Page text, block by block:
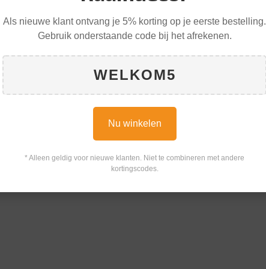
Als nieuwe klant ontvang je 5% korting op je eerste bestelling.
Gebruik onderstaande code bij het afrekenen.
WELKOM5
Nu winkelen
* Alleen geldig voor nieuwe klanten. Niet te combineren met andere
kortingscodes.